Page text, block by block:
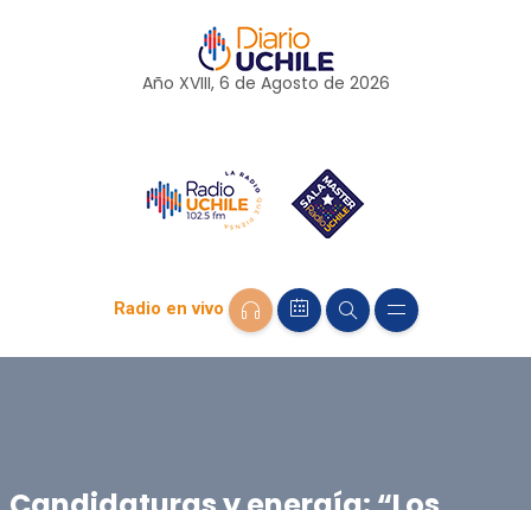
Año XVIII, 6 de Agosto de 2026
Radio en vivo